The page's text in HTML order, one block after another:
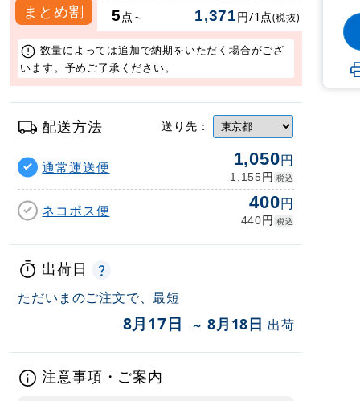
まとめ割 5点～ 1,371円/1点(税抜)
数量によっては追加で納期をいただく場合がござ
います。予めご了承ください。
配送方法 送り先：
通常運送便 1,050円
1,155円 税込
ネコポス便 400円
440円 税込
出荷日
ただいまのご注文で、最短
8月17日 ～ 8月18日 出荷
注意事項・ご案内